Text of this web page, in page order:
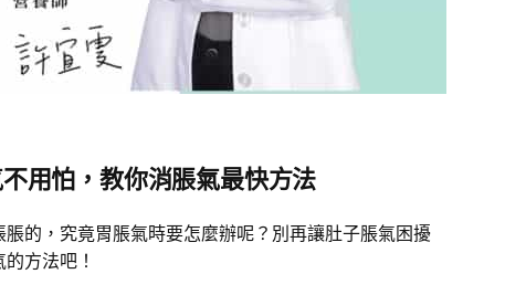
用怕，教你消脹氣最快方法
的，究竟胃脹氣時要怎麼辦呢？別再讓肚子脹氣困擾
方法吧！